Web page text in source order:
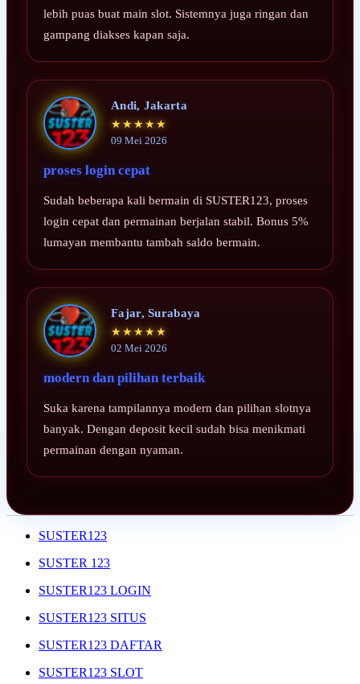
lebih puas buat main slot. Sistemnya juga ringan dan
gampang diakses kapan saja.
Andi, Jakarta
★★★★★
09 Mei 2026
proses login cepat
Sudah beberapa kali bermain di SUSTER123, proses
login cepat dan permainan berjalan stabil. Bonus 5%
lumayan membantu tambah saldo bermain.
Fajar, Surabaya
★★★★★
02 Mei 2026
modern dan pilihan terbaik
Suka karena tampilannya modern dan pilihan slotnya
banyak. Dengan deposit kecil sudah bisa menikmati
permainan dengan nyaman.
SUSTER123
SUSTER 123
SUSTER123 LOGIN
SUSTER123 SITUS
SUSTER123 DAFTAR
SUSTER123 SLOT